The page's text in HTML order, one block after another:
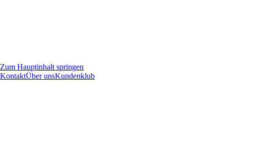
Zum Hauptinhalt springen
KontaktÜber unsKundenklub